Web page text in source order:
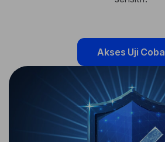
Akses Uji Coba